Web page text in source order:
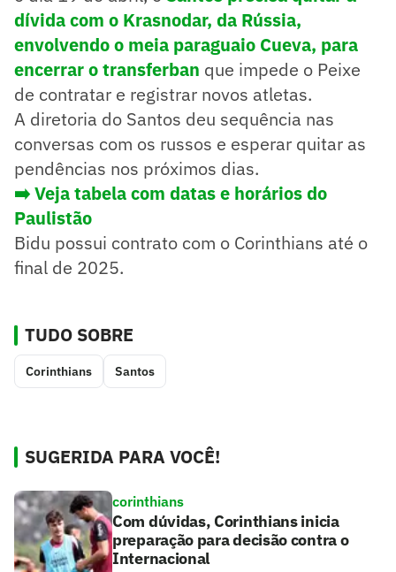
dívida com o Krasnodar, da Rússia,
envolvendo o meia paraguaio Cueva, para
encerrar o transferban que impede o Peixe
de contratar e registrar novos atletas.
A diretoria do Santos deu sequência nas
conversas com os russos e esperar quitar as
pendências nos próximos dias.
➡️ Veja tabela com datas e horários do
Paulistão
Bidu possui contrato com o Corinthians até o
final de 2025.
TUDO SOBRE
Corinthians Santos
SUGERIDA PARA VOCÊ!
corinthians
Com dúvidas, Corinthians inicia
preparação para decisão contra o
Internacional